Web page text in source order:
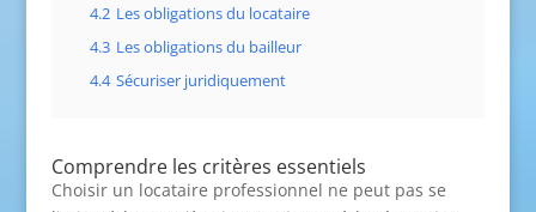
4.2 Les obligations du locataire
4.3 Les obligations du bailleur
4.4 Sécuriser juridiquement
Comprendre les critères essentiels
Choisir un locataire professionnel ne peut pas se